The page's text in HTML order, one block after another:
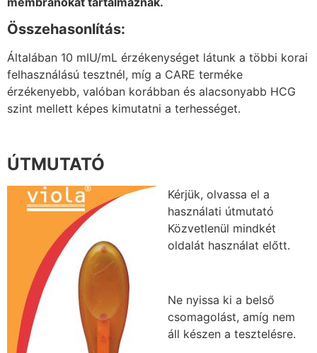
Összehasonlítás:
Általában 10 mIU/mL érzékenységet látunk a többi korai
felhasználású tesztnél, míg a CARE terméke
érzékenyebb, valóban korábban és alacsonyabb HCG
szint mellett képes kimutatni a terhességet.
ÚTMUTATÓ
Kérjük, olvassa el a
használati útmutató
Közvetlenül mindkét
oldalát használat előtt.
Ne nyissa ki a belső
csomagolást, amíg nem
áll készen a tesztelésre.